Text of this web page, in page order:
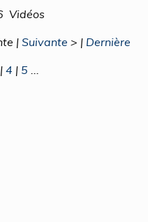
Vidéos
| Suivante > | Dernière
| 4 | 5 ...